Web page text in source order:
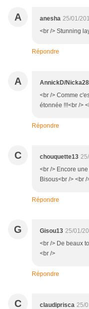
A anesha 25/01/
<br /> Stunning
Répondre
A AnnickD/Nicka28
<br /> Comme
étonnée !!!<br />
Répondre
C chouquette13
<br /> Encore
Bisous<br /> <br /
Répondre
G Gisou13 25/01/
<br /> De beaux
<br />
Répondre
C claudiprisca 25/